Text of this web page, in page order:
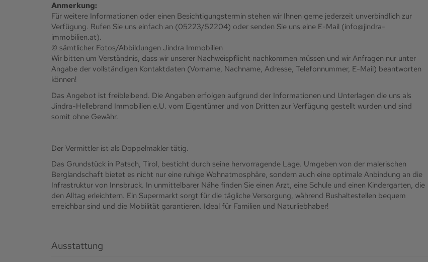
Anmerkung:
Für weitere Informationen oder einen Besichtigungstermin stehen wir Ihnen gerne jederzeit unverbindlich zur
Verfügung. Rufen Sie uns einfach an (05223/52204) oder senden Sie uns eine E-Mail (info@jindra-
immobilien.at).
© sämtlicher Fotos/Abbildungen Jindra Immobilien
Wir bitten um Verständnis, dass wir unserer Nachweispflicht nachkommen müssen und wir Anfragen nur unter
Angabe der vollständigen Kontaktdaten (Vorname, Nachname, Adresse, Telefonnummer, E-Mail) beantworten
können!
Das Angebot ist freibleibend. Die Angaben erfolgen aufgrund der Informationen und Unterlagen die uns als
Jindra-Hellebrand Immobilien e.U. vom Eigentümer und von Dritten zur Verfügung gestellt wurden und sind
somit ohne Gewähr.
Der Vermittler ist als Doppelmakler tätig.
Das Grundstück in Patsch, Tirol, besticht durch seine hervorragende Lage. Umgeben von der malerischen
Berglandschaft bietet es nicht nur eine ruhige Wohnatmosphäre, sondern auch eine optimale Anbindung an die
Infrastruktur von Innsbruck. In unmittelbarer Nähe finden Sie einen Arzt, eine Schule und einen Kindergarten, die
den Alltag erleichtern. Ein Supermarkt sorgt für die tägliche Versorgung, während Bushaltestellen bequem
erreichbar sind und die Mobilität garantieren. Ideal für Familien und Naturliebhaber!
Ausstattung